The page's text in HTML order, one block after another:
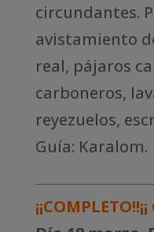
circundantes.
avistamiento
real, pájaros
carboneros,
reyezuelos,
Guía: Karalom.